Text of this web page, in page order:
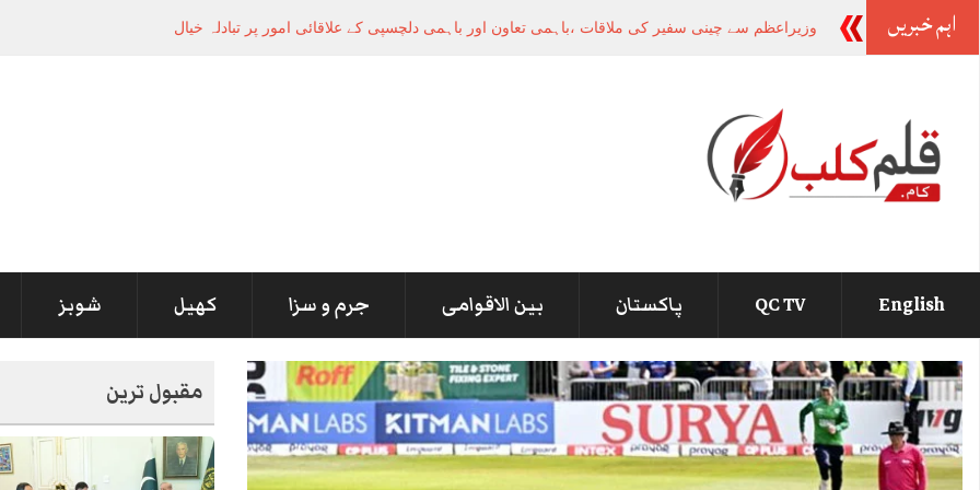
اہم خبریں صوبوں کی تق _
English
QC TV پاکستان بین الاقوامی جرم و سزا کھیل شوبز
مقبول ترین